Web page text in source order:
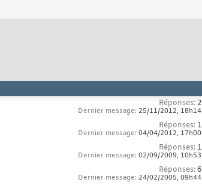
Réponses: 2
Dernier message: 25/11/2012, 18h14
Réponses: 1
Dernier message: 04/04/2012, 17h00
Réponses: 1
Dernier message: 02/09/2009, 10h53
Réponses:6
Dernier message: 24/02/2005, 09h44